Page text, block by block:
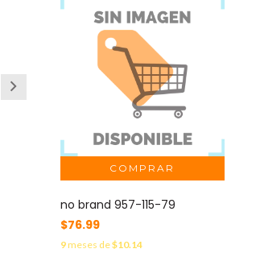
no brand 957-115-79
$76.99
9meses de$10.14